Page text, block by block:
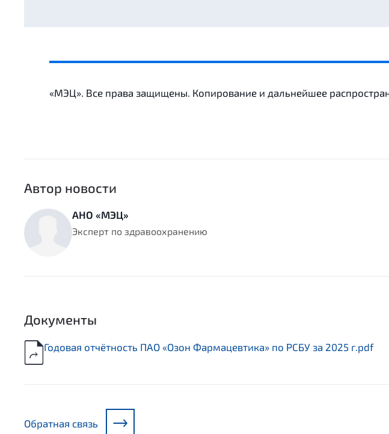
«МЭЦ». Все права защищены. Копирование и дальнейшее
Автор новости
АНО «МЭЦ»
Эксперт по здравоохранению
Документы
Годовая отчётность ПАО «Озон Фармацевтика» по РСБУ за 2025 г.pdf
Обратная связь